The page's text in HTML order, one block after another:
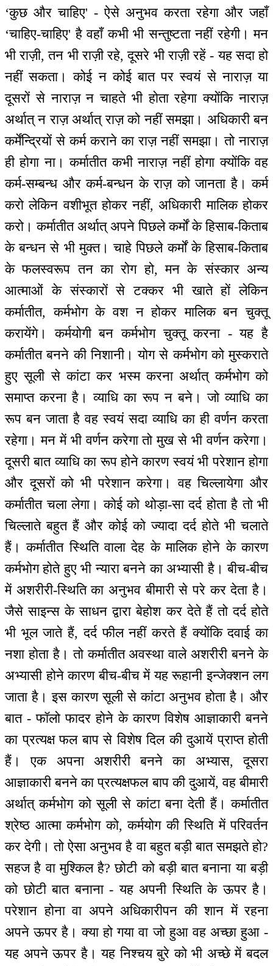
‘कुछ और चाहिए' - ऐसे अनुभव करता रहेगा और जहाँ
‘चाहिए-चाहिए' है वहाँ कभी भी सन्तुष्टता नहीं रहेगी। मन
भी राज़ी, तन भी राज़ी रहे, दूसरे भी राज़ी रहें - यह सदा हो
नहीं सकता। कोई न कोई बात पर स्वयं से नाराज़ या
दूसरों से नाराज़ न चाहते भी होता रहेगा क्योंकि नाराज़
अर्थात् न राज़ अर्थात् राज़ को नहीं समझा। अधिकारी बन
कर्मेंन्द्रियों से कर्म कराने का राज़ नहीं समझा। तो नाराज़
ही होगा ना। कर्मातीत कभी नाराज़ नहीं होगा क्योंकि वह
कर्म-सम्बन्ध और कर्म-बन्धन के राज़ को जानता है। कर्म
करो लेकिन वशीभूत होकर नहीं, अधिकारी मालिक होकर
करो। कर्मातीत अर्थात् अपने पिछले कर्मों के हिसाब-किताब
के बन्धन से भी मुक्त। चाहे पिछले कर्मों के हिसाब-किताब
के फलस्वरूप तन का रोग हो, मन के संस्कार अन्य
आत्माओं के संस्कारों से टक्कर भी खाते हों लेकिन
कर्मातीत, कर्मभोग के वश न होकर मालिक बन चुक्तू
करायेंगे। कर्मयोगी बन कर्मभोग चुक्तू करना - यह है
कर्मातीत बनने की निशानी। योग से कर्मभोग को मुस्कराते
हुए सूली से कांटा कर भस्म करना अर्थात् कर्मभोग को
समाप्त करना है। व्याधि का रूप न बने। जो व्याधि का
रूप बन जाता है वह स्वयं सदा व्याधि का ही वर्णन करता
रहेगा। मन में भी वर्णन करेगा तो मुख से भी वर्णन करेगा।
दूसरी बात व्याधि का रूप होने कारण स्वयं भी परेशान होगा
और दूसरों को भी परेशान करेगा। वह चिल्लायेगा और
कर्मातीत चला लेगा। कोई को थोड़ा-सा दर्द होता है तो भी
चिल्लाते बहुत हैं और कोई को ज्यादा दर्द होते भी चलाते
हैं। कर्मातीत स्थिति वाला देह के मालिक होने के कारण
कर्मभोग होते हुए भी न्यारा बनने का अभ्यासी है। बीच-बीच
में अशरीरी-स्थिति का अनुभव बीमारी से परे कर देता है।
जैसे साइन्स के साधन द्वारा बेहोश कर देते हैं तो दर्द होते
भी भूल जाते हैं, दर्द फील नहीं करते हैं क्योंकि दवाई का
नशा होता है। तो कर्मातीत अवस्था वाले अशरीरी बनने के
अभ्यासी होने कारण बीच-बीच में यह रूहानी इन्जेक्शन लग
जाता है। इस कारण सूली से कांटा अनुभव होता है। और
बात - फॉलो फादर होने के कारण विशेष आज्ञाकारी बनने
का प्रत्यक्ष फल बाप से विशेष दिल की दुआयें प्राप्त होती
हैं। एक अपना अशरीरी बनने का अभ्यास, दूसरा
आज्ञाकारी बनने का प्रत्यक्षफल बाप की दुआयें, वह बीमारी
अर्थात् कर्मभोग को सूली से कांटा बना देती हैं। कर्मातीत
श्रेष्ठ आत्मा कर्मभोग को, कर्मयोग की स्थिति में परिवर्तन
कर देगी। तो ऐसा अनुभव है वा बहुत बड़ी बात समझते हो?
सहज है वा मुश्किल है? छोटी को बड़ी बात बनाना या बड़ी
को छोटी बात बनाना - यह अपनी स्थिति के ऊपर है।
परेशान होना वा अपने अधिकारीपन की शान में रहना
अपने ऊपर है। क्या हो गया वा जो हुआ वह अच्छा हुआ -
यह अपने ऊपर है। यह निश्चय बुरे को भी अच्छे में बदल